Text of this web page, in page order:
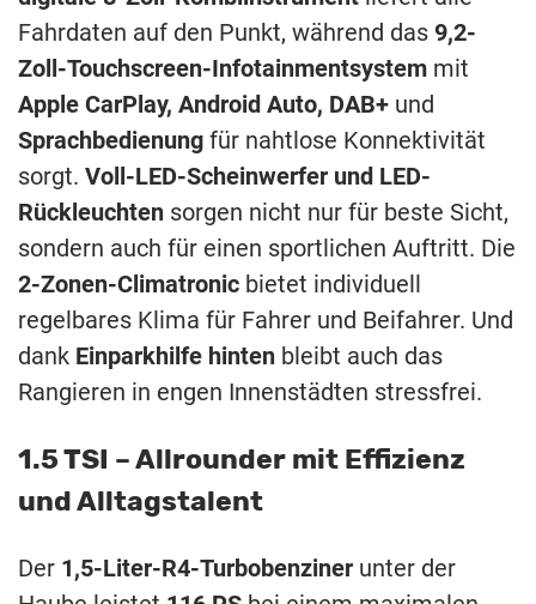
Fahrdaten auf den Punkt, während das 9,2-
Zoll-Touchscreen-Infotainmentsystem mit
Apple CarPlay, Android Auto, DAB+ und
Sprachbedienung für nahtlose Konnektivität
sorgt. Voll-LED-Scheinwerfer und LED-
Rückleuchten sorgen nicht nur für beste Sicht,
sondern auch für einen sportlichen Auftritt. Die
2-Zonen-Climatronic bietet individuell
regelbares Klima für Fahrer und Beifahrer. Und
dank Einparkhilfe hinten bleibt auch das
Rangieren in engen Innenstädten stressfrei.
1.5 TSI – Allrounder mit Effizienz
und Alltagstalent
Der 1,5-Liter-R4-Turbobenziner unter der